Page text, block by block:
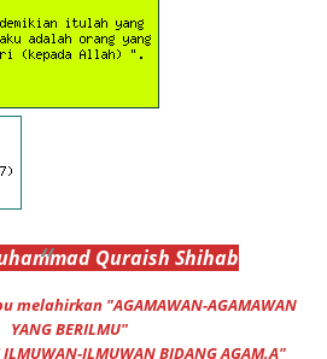
Quraish Shihab
melahirkan "AGAMAWAN-AGAMAWAN
YANG BERILMU"
ILMUWAN BIDANG AGAM,A"